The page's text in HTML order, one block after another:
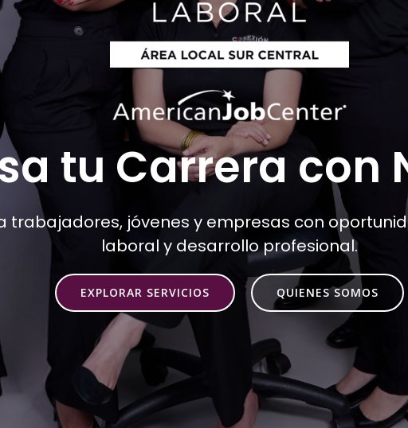
tu Carrera con
trabajadores, jóvenes y empresas con
laboral y desarrollo profesional.
EXPLORAR SERVICIOS QUIENES SOMOS